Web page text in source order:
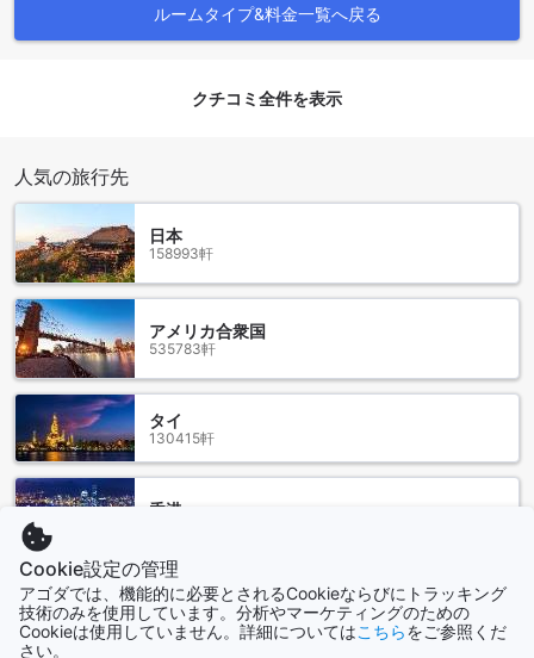
ーヒーや軽食を楽しむことができます。
とができます。ハラール対応のレストランも完備しており、
家族とともに楽しむことができるのも魅力の一つです。
クラウンプラザ バンコク ルンピニパークの客室タイプ
クラウンプラザ バンコク ルンピニパークでは、さまざまなタ
イプの客室を取り揃えており、宿泊者のニーズに応じた快適
な空間を提供しています。34平方メートルのスタンダードル
ームは、1キングベッドまたは2シングルベッドから選べ、シ
ンプルでありながら洗練されたデザインが魅力です。また、
46平方メートルのプレミアムルームは、広々とした空間を提
供し、ビジネスや観光での滞在に最適です。さらに、53平方
メートルのジュニアスイートは、ルンピニ公園の美しい景色
を楽しむことができ、特別なひとときを演出します。
宿泊予約はAgodaを通じて行うことで、最良の価格での宿泊
が可能になります。手軽でストレスのない予約体験を提供
し、旅行計画をスムーズに進めることができます。クラウン
プラザ バンコク ルンピニパークでの滞在を、Agodaを利用し
てお得に楽しんでください。
シーロム：バンコクの活気あふれるビジネスとエンターテイ
ルームタイプ&料金一覧へ戻る
クチコミ全件を表示
人気の旅行先
日本
158993軒
アメリカ合衆国
535783軒
タイ
130415軒
香港
シンガポール
1501軒
Cookie設定の管理
アゴダでは、機能的に必要とされるCookieならびにトラッキング
技術のみを使用しています。分析やマーケティングのための
Cookieは使用していません。詳細についてはこちらをご参照くだ
さい。